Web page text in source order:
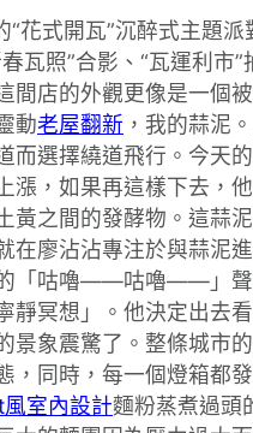
式開瓦”沉醉式主題
瓦照”合影、“瓦運利市
店的外觀更像是一個
動老屋翻新 ，我的蒜泥
選擇繞道飛行。今天
，如果再這樣下去，
之間的發酵物。這蒜
廖沾沾專注於與蒜泥
「咕嚕——咕嚕——」
冥想」。他決定出去
象震驚了。整條城市
同時，每一個燈箱都
室內設計麵粉蒸煮過頭